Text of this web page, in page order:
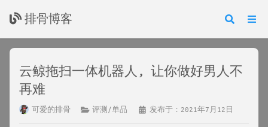
排骨博客
云鲸拖扫一体机器人, 让你做好男人不
再难
可爱的排骨 评测/单品 发布于：2021年7月12日